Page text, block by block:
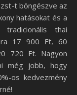
t böngészve az
hatásokat és a
thai
17 900 Ft, 60
720 Ft. Nagyon
még jobb, hogy
os kedvezmény